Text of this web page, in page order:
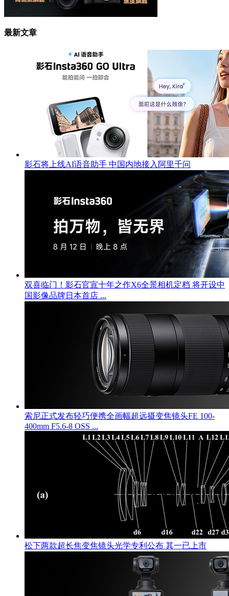
最新文章
影石将上线AI语音助手 中国内地接入阿里千问
双喜临门！影石官宣十年之作X6全景相机定档 将开设中
国影像品牌日本首店 ...
索尼正式发布轻巧便携全画幅超远摄变焦镜头FE 100-
400mm F5.6-8 OSS ...
松下两款超长焦变焦镜头光学专利公布 其一已上市